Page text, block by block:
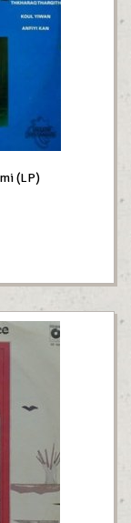
(LP)